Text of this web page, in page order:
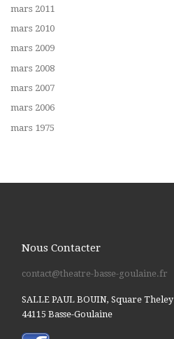
mars 2011
mars 2010
mars 2009
mars 2008
mars 2007
mars 2006
mars 1975
Nous Contacter
contact@theatre-basse-goulaine.fr
SALLE PAUL BOUIN, Square Theley
44115 Basse-Goulaine